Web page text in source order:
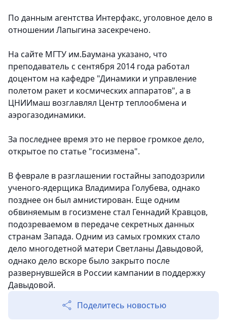
По данным агентства Интерфакс, уголовное дело в
отношении Лапыгина засекречено.
На сайте МГТУ им.Баумана указано, что
преподаватель с сентября 2014 года работал
доцентом на кафедре "Динамики и управление
полетом ракет и космических аппаратов", а в
ЦНИИмаш возглавлял Центр теплообмена и
аэрогазодинамики.
За последнее время это не первое громкое дело,
открытое по статье "госизмена".
В феврале в разглашении гостайны заподозрили
ученого-ядерщика Владимира Голубева, однако
позднее он был амнистирован. Еще одним
обвиняемым в госизмене стал Геннадий Кравцов,
подозреваемом в передаче секретных данных
странам Запада. Одним из самых громких стало
дело многодетной матери Светланы Давыдовой,
однако дело вскоре было закрыто после
развернувшейся в России кампании в поддержку
Давыдовой.
Поделитесь новостью